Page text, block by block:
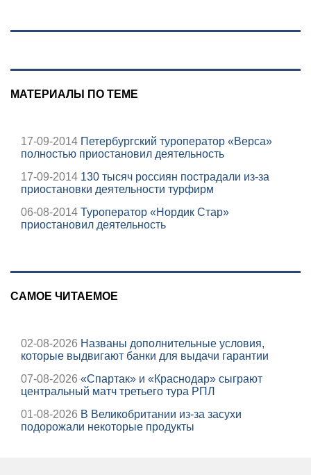
с ракетами
МАТЕРИАЛЫ ПО ТЕМЕ
17-09-2014 Петербургский туроператор «Верса»
полностью приостановил деятельность
17-09-2014 130 тысяч россиян пострадали из-за
приостановки деятельности турфирм
06-08-2014 Туроператор «Нордик Стар»
приостановил деятельность
САМОЕ ЧИТАЕМОЕ
02-08-2026 Названы дополнительные условия,
которые выдвигают банки для выдачи гарантии
07-08-2026 «Спартак» и «Краснодар» сыграют
центральный матч третьего тура РПЛ
01-08-2026 В Великобритании из-за засухи
подорожали некоторые продукты